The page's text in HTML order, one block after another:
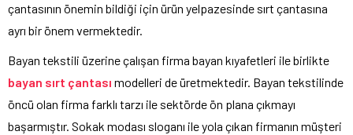
çantasının önemin bildiği için ürün yelpazesinde sırt çantasına
ayrı bir önem vermektedir.
Bayan tekstili üzerine çalışan firma bayan kıyafetleri ile birlikte
bayan sırt çantası modelleri de üretmektedir. Bayan tekstilinde
öncü olan firma farklı tarzı ile sektörde ön plana çıkmayı
başarmıştır. Sokak modası sloganı ile yola çıkan firmanın müşteri